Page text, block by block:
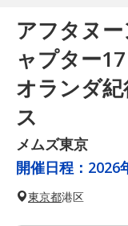
アフタヌ
ャプター
オランダ
ス
メムズ東京
開催日程： 2026
東京都港区